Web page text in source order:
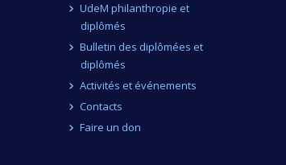
UdeM philanthropie et
diplômés
Bulletin des diplômées et
diplômés
Activités et événements
Contacts
Faire un don